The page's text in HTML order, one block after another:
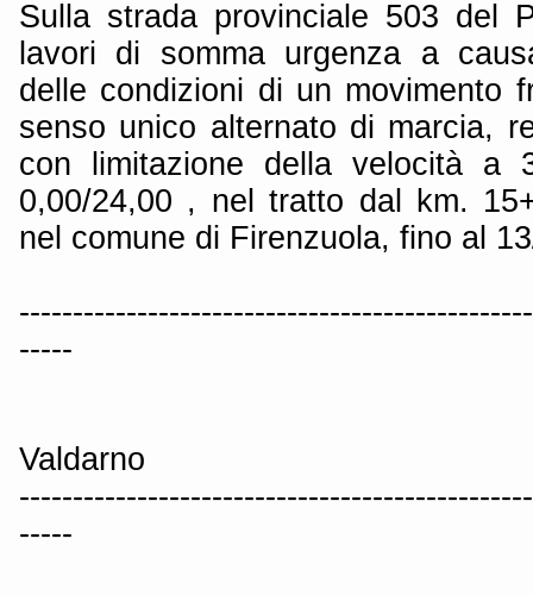
Sulla strada provinciale 503 del
lavori di somma urgenza a
delle condizioni di un movimento
senso unico alternato di marcia,
con limitazione della velocità a
0,00/24,00 , nel tratto dal km.
nel comune di Firenzuola, fino al
-----
Valdarno
-----